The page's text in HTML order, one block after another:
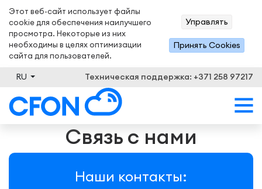
Этот веб-сайт использует файлы
cookie для обеспечения наилучшего
просмотра. Некоторые из них
необходимы в целях оптимизации
сайта для пользователей.
Управлять
Принять Сookies
RU Техническая поддержка: +371 258 97217
Связь с нами
Наши контакты: